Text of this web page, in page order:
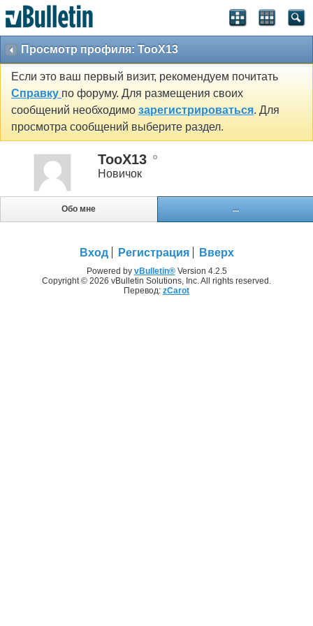
Просмотр профиля: TooX13
Если это ваш первый визит, рекомендуем почитать
Справку по форуму. Для размещения своих
сообщений необходимо зарегистрироваться. Для
просмотра сообщений выберите раздел.
TooX13
Новичок
Обо мне ...
Вход Регистрация Вверх
Powered by vBulletin®Version 4.2.5
Copyright © 2026 vBulletin Solutions, Inc. All rights reserved.
Перевод: zCarot